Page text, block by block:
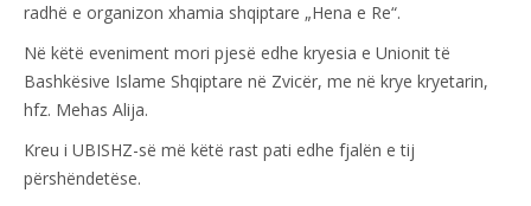
radhë e organizon xhamia shqiptare „Hena e Re“.
Në këtë eveniment mori pjesë edhe kryesia e Unionit të
Bashkësive Islame Shqiptare në Zvicër, me në krye kryetarin,
hfz. Mehas Alija.
Kreu i UBISHZ-së më këtë rast pati edhe fjalën e tij
përshëndetëse.